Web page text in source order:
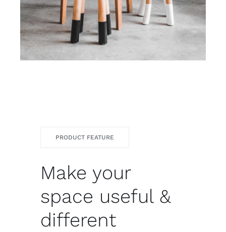
PRODUCT FEATURE
Make your
space useful &
different